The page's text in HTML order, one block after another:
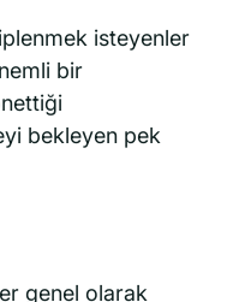
isteyenler
bir
bekleyen pek
genel olarak